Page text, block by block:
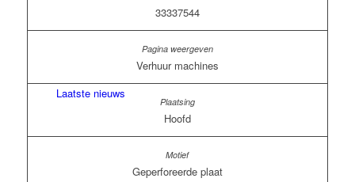
Laatste nieuws
33337544
Verhuur machines
Hoofd
Geperforeerde plaat